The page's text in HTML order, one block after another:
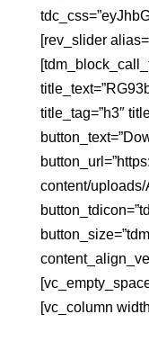
[rev_slider
title_tag=”h3″
content/uploads/
[vc_column